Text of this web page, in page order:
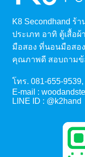
K8 Secondhand ร้
ประเภท อาทิ ตู้เสื้อ
มือสอง ที่นอนมือสอ
คุณภาพดี สอบถามข้
โทร. 081-655-9539,
E-mail :
LINE ID : @k2hand